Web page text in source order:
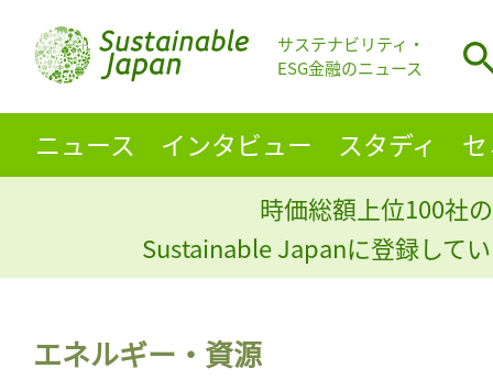
サステナビリティ・
ESG金融のニュース
ニュース インタビュー スタディ
時価総額上位100社
Sustainable Japanに登録して
エネルギー・資源